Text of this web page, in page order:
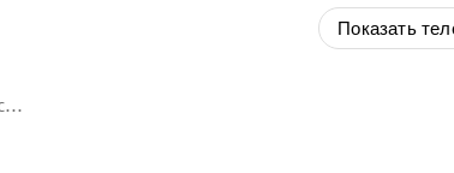
Санкт-Петербург, Приморский, Комендантский проспект, 17, к. 1
Показать